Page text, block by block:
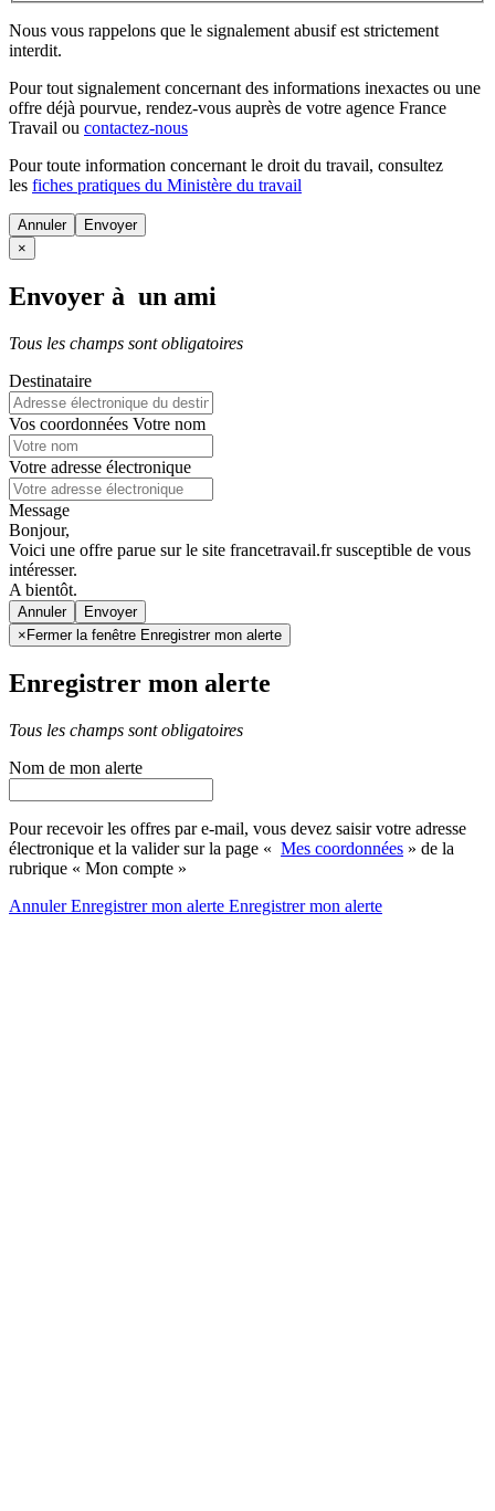
Nous vous rappelons que le signalement abusif est strictement
interdit.
Pour tout signalement concernant des informations inexactes ou une
offre déjà pourvue, rendez-vous auprès de votre agence France
Travail ou contactez-nous
Pour toute information concernant le droit du travail, consultez
les fiches pratiques du Ministère du travail
Annuler
×
Envoyer à un ami
Tous les champs sont obligatoires
Destinataire
Vos coordonnées Votre nom
Votre adresse électronique
Message
Bonjour,
Voici une offre parue sur le site francetravail.fr susceptible de vous
intéresser.
A bientôt.
Annuler
× Fermer la fenêtre Enregistrer mon alerte
Enregistrer mon alerte
Tous les champs sont obligatoires
Nom de mon alerte
Pour recevoir les offres par e-mail, vous devez saisir votre adresse
électronique et la valider sur la page « Mes coordonnées » de la
rubrique « Mon compte »
AnnulerEnregistrer mon alerte Enregistrermon alerte